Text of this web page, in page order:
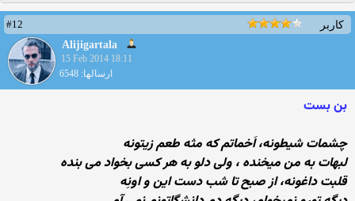
کاربر
#12
Alijigartala
15 Feb 2014 18:11
ارسالها: 6548
بن بست
چشمات شیطونه، اَخماتم که مثه طعم زیتونه
لبهات به من میخنده ، ولی دلو به هر کسی بخواد می بنده
قلبت داغونه، از صبح تا شب دست این و اونِه